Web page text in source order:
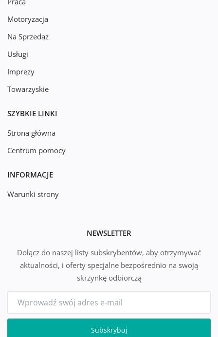
Motoryzacja
Na Sprzedaż
Usługi
Imprezy
Towarzyskie
SZYBKIE LINKI
Strona główna
Centrum pomocy
INFORMACJE
Warunki strony
NEWSLETTER
Dołącz do naszej listy subskrybentów, aby otrzymywać
aktualności, i oferty specjalne bezpośrednio na swoją
skrzynkę odbiorczą
Subskrybuj